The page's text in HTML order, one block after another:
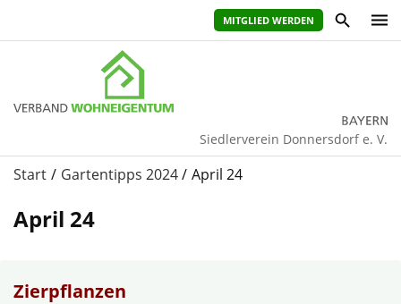
MITGLIED WERDEN
Siedlerverein Donnersdorf e. V.
Start Gartentipps 2024 April 24
April 24
Zierpflanzen